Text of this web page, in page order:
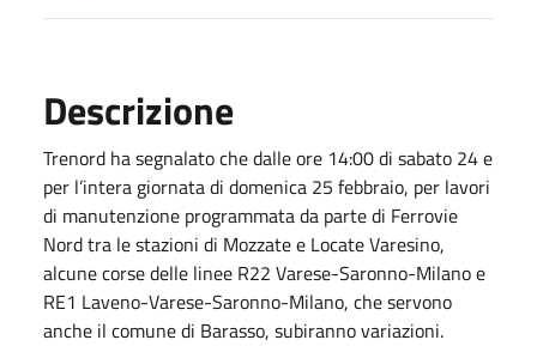
Descrizione
Trenord ha segnalato che dalle ore 14:00 di sabato 24 e
per l’intera giornata di domenica 25 febbraio, per lavori
di manutenzione programmata da parte di Ferrovie
Nord tra le stazioni di Mozzate e Locate Varesino,
alcune corse delle linee R22 Varese-Saronno-Milano e
RE1 Laveno-Varese-Saronno-Milano, che servono
anche il comune di Barasso, subiranno variazioni.